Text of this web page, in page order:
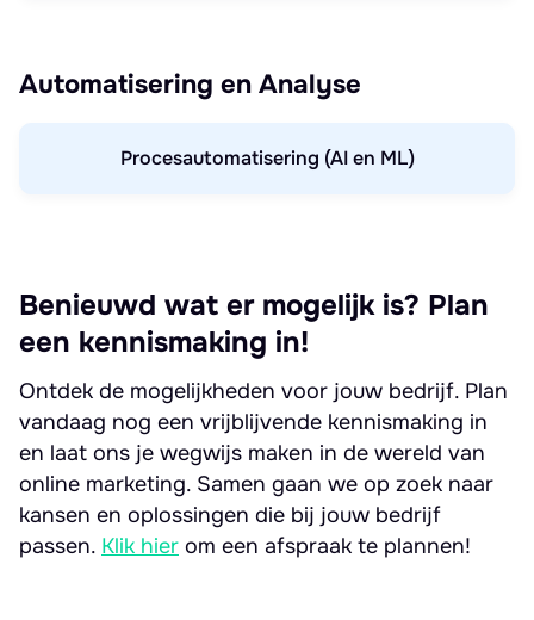
Automatisering en Analyse
Procesautomatisering (AI en ML)
Benieuwd wat er mogelijk is? Plan
een kennismaking in!
Ontdek de mogelijkheden voor jouw bedrijf. Plan
vandaag nog een vrijblijvende kennismaking in
en laat ons je wegwijs maken in de wereld van
online marketing. Samen gaan we op zoek naar
kansen en oplossingen die bij jouw bedrijf
passen. Klik hier om een afspraak te plannen!